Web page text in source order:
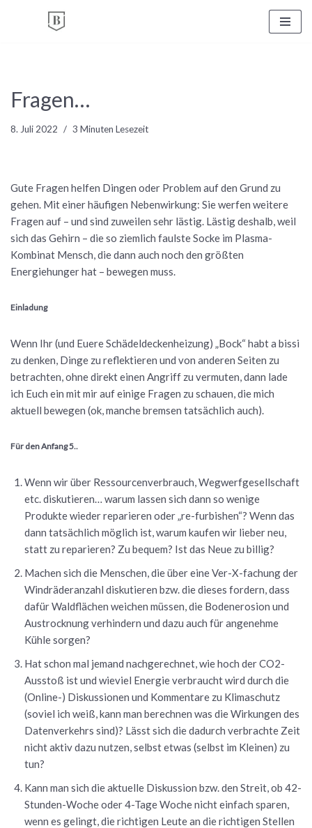
Fragen…
8. Juli 2022 3 Minuten Lesezeit
Gute Fragen helfen Dingen oder Problem auf den Grund zu
gehen. Mit einer häufigen Nebenwirkung: Sie werfen weitere
Fragen auf – und sind zuweilen sehr lästig. Lästig deshalb, weil
sich das Gehirn – die so ziemlich faulste Socke im Plasma-
Kombinat Mensch, die dann auch noch den größten
Energiehunger hat – bewegen muss.
Einladung
Wenn Ihr (und Euere Schädeldeckenheizung) „Bock“ habt a bissi
zu denken, Dinge zu reflektieren und von anderen Seiten zu
betrachten, ohne direkt einen Angriff zu vermuten, dann lade
ich Euch ein mit mir auf einige Fragen zu schauen, die mich
aktuell bewegen (ok, manche bremsen tatsächlich auch).
Für den Anfang 5..
Wenn wir über Ressourcenverbrauch, Wegwerfgesellschaft
etc. diskutieren… warum lassen sich dann so wenige
Produkte wieder reparieren oder „re-furbishen“? Wenn das
dann tatsächlich möglich ist, warum kaufen wir lieber neu,
statt zu reparieren? Zu bequem? Ist das Neue zu billig?
Machen sich die Menschen, die über eine Ver-X-fachung der
Windräderanzahl diskutieren bzw. die dieses fordern, dass
dafür Waldflächen weichen müssen, die Bodenerosion und
Austrocknung verhindern und dazu auch für angenehme
Kühle sorgen?
Hat schon mal jemand nachgerechnet, wie hoch der CO2-
Ausstoß ist und wieviel Energie verbraucht wird durch die
(Online-) Diskussionen und Kommentare zu Klimaschutz
(soviel ich weiß, kann man berechnen was die Wirkungen des
Datenverkehrs sind)? Lässt sich die dadurch verbrachte Zeit
nicht aktiv dazu nutzen, selbst etwas (selbst im Kleinen) zu
tun?
Kann man sich die aktuelle Diskussion bzw. den Streit, ob 42-
Stunden-Woche oder 4-Tage Woche nicht einfach sparen,
wenn es gelingt, die richtigen Leute an die richtigen Stellen